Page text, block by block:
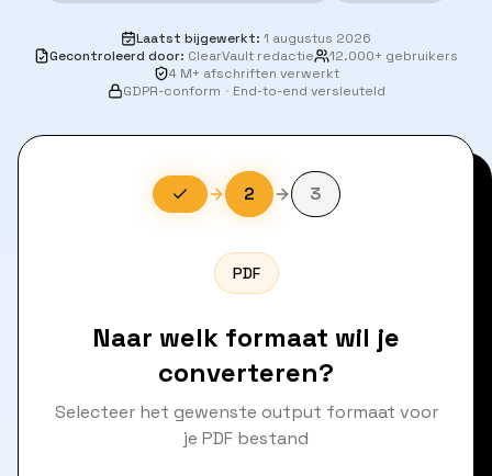
Laatst bijgewerkt: 1 augustus 2026
Gecontroleerd door: ClearVault redactie
12.000+ gebruikers
4 M+ afschriften verwerkt
GDPR-conform · End-to-end versleuteld
2 3
PDF
Naar welk formaat wil je
converteren?
Selecteer het gewenste output formaat voor
je PDF bestand